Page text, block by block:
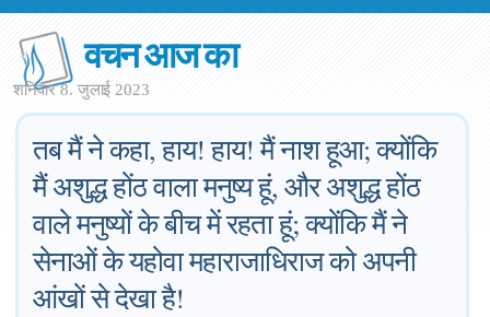
वचन आज का
शनिवार 8. जुलाई 2023
तब मैं ने कहा, हाय! हाय! मैं नाश हूआ; क्योंकि
मैं अशुद्ध होंठ वाला मनुष्य हूं, और अशुद्ध होंठ
वाले मनुष्यों के बीच में रहता हूं; क्योंकि मैं ने
सेनाओं के यहोवा महाराजाधिराज को अपनी
आंखों से देखा है!